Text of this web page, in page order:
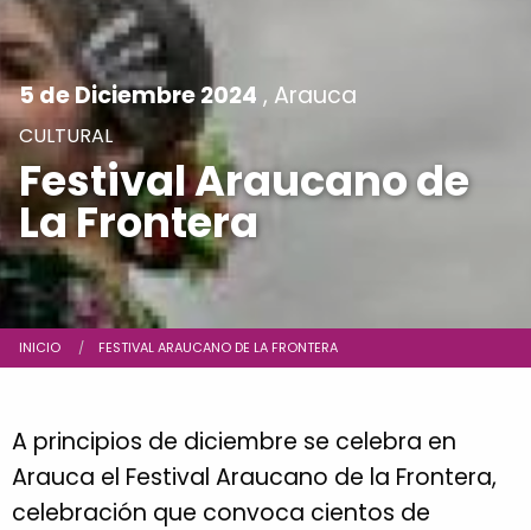
5 de Diciembre 2024 , Arauca
CULTURAL
Festival Araucano de
La Frontera
Ruta de navegación
INICIO CURRENT:
FESTIVAL ARAUCANO DE LA FRONTERA
A principios de diciembre se celebra en
Arauca el Festival Araucano de la Frontera,
celebración que convoca cientos de